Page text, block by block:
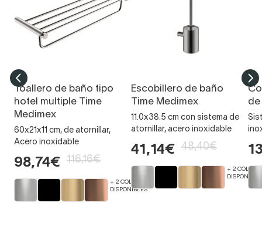
Toallero de baño tipo
hotel multiple Time
Medimex
60x21x11 cm, de atornillar,
Acero inoxidable
98,74€ 116,16€
+ 2 COLORES
DISPONIBLES
Escobillero de baño
Time Medimex
11.0x38.5 cm con sistema de
atornillar, acero inoxidable
41,14€ 48,40€
+ 2
de